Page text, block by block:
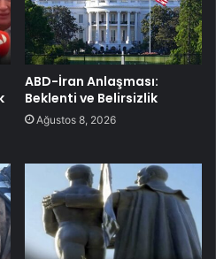
ABD-İran Anlaşması:
Beklenti ve Belirsizlik
Ağustos 8, 2026